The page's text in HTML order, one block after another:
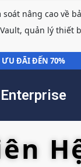
soát nâng cao về
quản lý thiết
Enterprise
ƯU ĐÃI ĐẾN 70%